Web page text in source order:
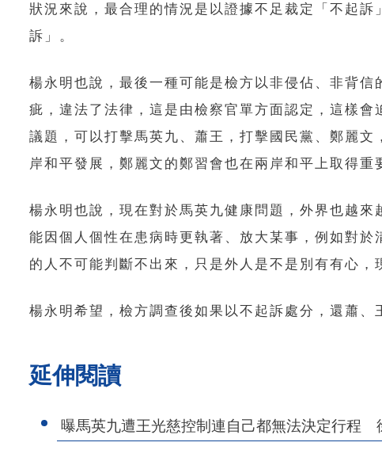
狀況來說，最合理的情況是以證據不足裁定「不起
訴」。
楊永明也說，最後一種可能是檢方以非侵佔、非背
疵，違法了法律，這是由檢察官單方面認定，這樣
議題，可以打擊馬英九、蕭王，打擊國民黨、鄭麗
岸和平發展，鄭麗文的鄭習會也在兩岸和平上取得重
楊永明也說，現在對於馬英九健康問題，外界也越
能因個人個性在患病時更執著、放大某事，例如對
的人不可能判斷不出來，只是外人是不是別有有心，
楊永明希望，檢方調查後如果以不起訴處分，還蕭、
延伸閱讀
曝馬英九遭王光慈控制連自己都無法決定行程